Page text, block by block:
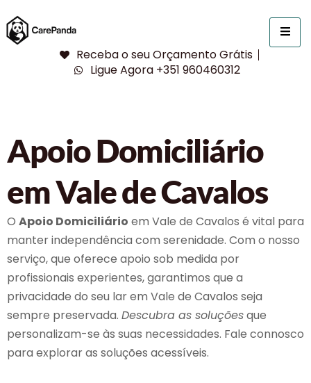
Receba o seu Orçamento Grátis
Ligue Agora +351 960460312
Apoio Domiciliário
em Vale de Cavalos
O Apoio Domiciliário em Vale de Cavalos é vital para
manter independência com serenidade. Com o nosso
serviço, que oferece apoio sob medida por
profissionais experientes, garantimos que a
privacidade do seu lar em Vale de Cavalos seja
sempre preservada. Descubra as soluçõesque
personalizam-se às suas necessidades. Fale connosco
para explorar as soluções acessíveis.